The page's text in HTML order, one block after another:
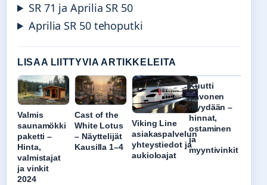
SR 71 ja Aprilia SR 50
Aprilia SR 50 tehoputki
LISAA LIITTYVIA ARTIKKELEITA
Valmis
saunamökki
paketti –
Hinta,
valmistajat
ja vinkit
2024
Cast of the
White Lotus
– Näyttelijät
Kausilla 1–4
Viking Line
asiakaspalvelun
yhteystiedot ja
aukioloajat
Kuutti
Lavonen
myydään –
hinnat,
ostaminen
ja
myyntivinkit